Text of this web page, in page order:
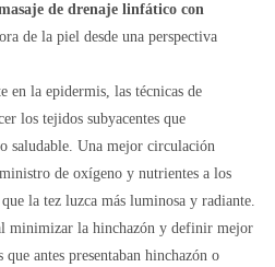
de drenaje linfático con
de la piel desde una perspectiva
en la epidermis, las técnicas de
los tejidos subyacentes que
saludable. Una mejor circulación
de oxígeno y nutrientes a los
la tez luzca más luminosa y radiante.
minimizar la hinchazón y definir mejor
antes presentaban hinchazón o